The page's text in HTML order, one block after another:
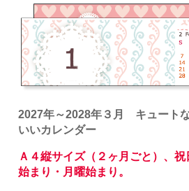
2027年～2028年３月 キュート
いいカレンダー
Ａ４縦サイズ（２ヶ月ごと）、
始まり・月曜始まり。